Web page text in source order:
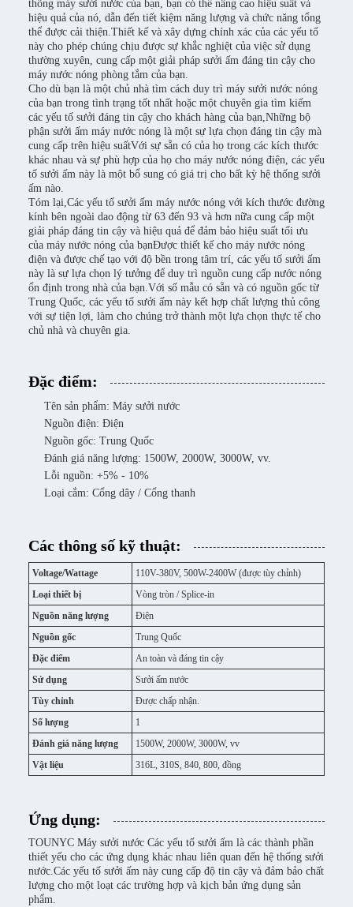
thống máy sưởi nước của bạn, bạn có thể nâng cao hiệu suất và
hiệu quả của nó, dẫn đến tiết kiệm năng lượng và chức năng tổng
thể được cải thiện.Thiết kế và xây dựng chính xác của các yếu tố
này cho phép chúng chịu được sự khắc nghiệt của việc sử dụng
thường xuyên, cung cấp một giải pháp sưởi ấm đáng tin cậy cho
máy nước nóng phòng tắm của bạn.
Cho dù bạn là một chủ nhà tìm cách duy trì máy sưởi nước nóng
của bạn trong tình trạng tốt nhất hoặc một chuyên gia tìm kiếm
các yếu tố sưởi đáng tin cậy cho khách hàng của bạn,Những bộ
phận sưởi ấm máy nước nóng là một sự lựa chọn đáng tin cậy mà
cung cấp trên hiệu suấtVới sự sẵn có của họ trong các kích thước
khác nhau và sự phù hợp của họ cho máy nước nóng điện, các yếu
tố sưởi ấm này là một bổ sung có giá trị cho bất kỳ hệ thống sưởi
ấm nào.
Tóm lại,Các yếu tố sưởi ấm máy nước nóng với kích thước đường
kính bên ngoài dao động từ 63 đến 93 và hơn nữa cung cấp một
giải pháp đáng tin cậy và hiệu quả để đảm bảo hiệu suất tối ưu
của máy nước nóng của bạnĐược thiết kế cho máy nước nóng
điện và được chế tạo với độ bền trong tâm trí, các yếu tố sưởi ấm
này là sự lựa chọn lý tưởng để duy trì nguồn cung cấp nước nóng
ổn định trong nhà của bạn.Với số mẫu có sẵn và có nguồn gốc từ
Trung Quốc, các yếu tố sưởi ấm này kết hợp chất lượng thủ công
với sự tiện lợi, làm cho chúng trở thành một lựa chọn thực tế cho
chủ nhà và chuyên gia.
Đặc điểm:
Tên sản phẩm: Máy sưởi nước
Nguồn điện: Điện
Nguồn gốc: Trung Quốc
Đánh giá năng lượng: 1500W, 2000W, 3000W, vv.
Lỗi nguồn: +5% - 10%
Loại cắm: Cổng dây / Cổng thanh
Các thông số kỹ thuật:
Voltage/Wattage
110V-380V, 500W-2400W (được tùy chỉnh)
Loại thiết bị
Vòng tròn / Splice-in
Nguồn năng lượng
Điện
Nguồn gốc
Trung Quốc
Đặc điểm
An toàn và đáng tin cậy
Sử dụng
Sưởi ấm nước
Tùy chỉnh
Được chấp nhận.
Số lượng
1
Đánh giá năng lượng
1500W, 2000W, 3000W, vv
Vật liệu
316L, 310S, 840, 800, đồng
Ứng dụng:
TOUNYC Máy sưởi nước Các yếu tố sưởi ấm là các thành phần
thiết yếu cho các ứng dụng khác nhau liên quan đến hệ thống sưởi
nước.Các yếu tố sưởi ấm này cung cấp độ tin cậy và đảm bảo chất
lượng cho một loạt các trường hợp và kịch bản ứng dụng sản
phẩm.